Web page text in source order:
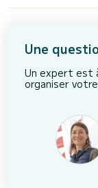
Une
Un expert est
organiser